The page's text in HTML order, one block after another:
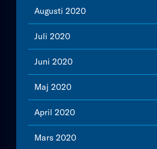
Augusti 2020
Juli 2020
Juni 2020
Maj 2020
April 2020
Mars 2020